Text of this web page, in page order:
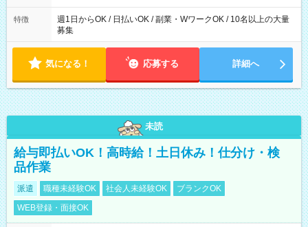
特徴
週1日からOK / 日払いOK / 副業・WワークOK / 10名以上の大量
募集
気になる！ 応募する 詳細へ
未読
給与即払いOK！高時給！土日休み！仕分け・検
品作業
派遣 職種未経験OK 社会人未経験OK
ブランクOK
WEB登録・面接OK